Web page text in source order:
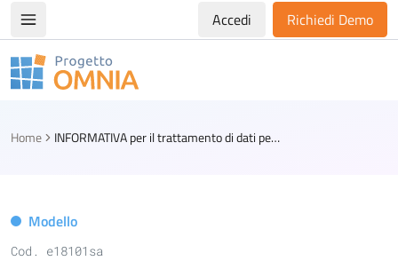
Apri/chiudi menù di navigazioneAccedi Richiedi Demo
Progetto Omnia
Home INFORMATIVA per il trattamento di dati personali da parte di lista di candidati al Consiglio comunale
Modello
Cod. e18101sa